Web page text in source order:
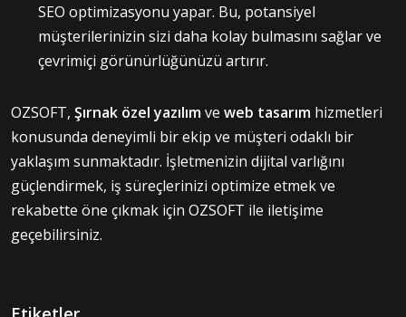
SEO optimizasyonu yapar. Bu, potansiyel
müşterilerinizin sizi daha kolay bulmasını sağlar ve
çevrimiçi görünürlüğünüzü artırır.
OZSOFT, Şırnak özel yazılımve web tasarım hizmetleri
konusunda deneyimli bir ekip ve müşteri odaklı bir
yaklaşım sunmaktadır. İşletmenizin dijital varlığını
güçlendirmek, iş süreçlerinizi optimize etmek ve
rekabette öne çıkmak için OZSOFT ile iletişime
geçebilirsiniz.